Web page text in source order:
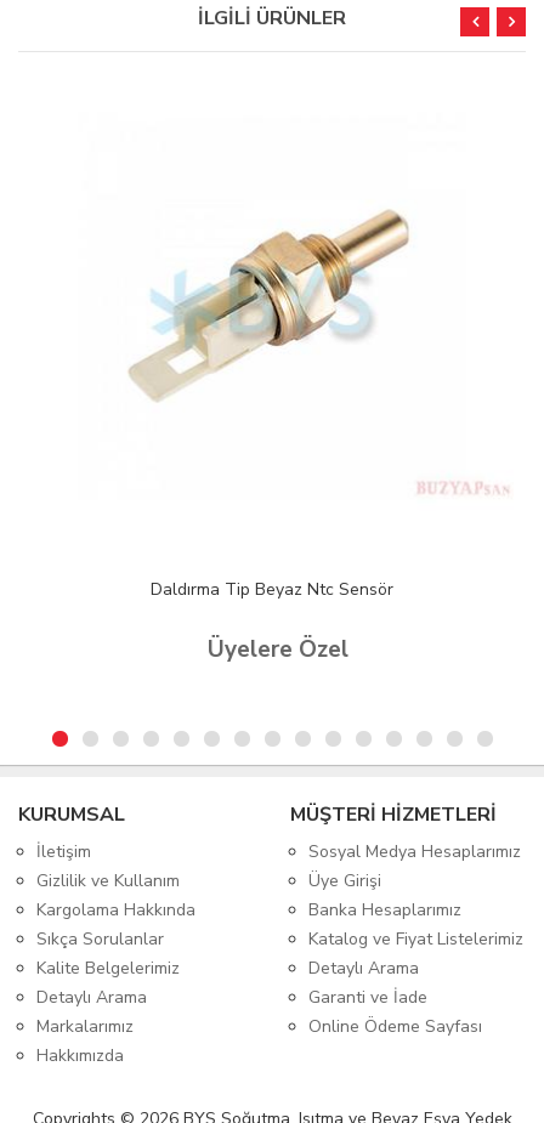
İLGİLİ ÜRÜNLER
Daldırma Tip Beyaz Ntc Sensör
Üyelere Özel
KURUMSAL
İletişim
Gizlilik ve Kullanım
Kargolama Hakkında
Sıkça Sorulanlar
Kalite Belgelerimiz
Detaylı Arama
Markalarımız
Hakkımızda
MÜŞTERİ HİZMETLERİ
Sosyal Medya Hesaplarımız
Üye Girişi
Banka Hesaplarımız
Katalog ve Fiyat Listelerimiz
Detaylı Arama
Garanti ve İade
Online Ödeme Sayfası